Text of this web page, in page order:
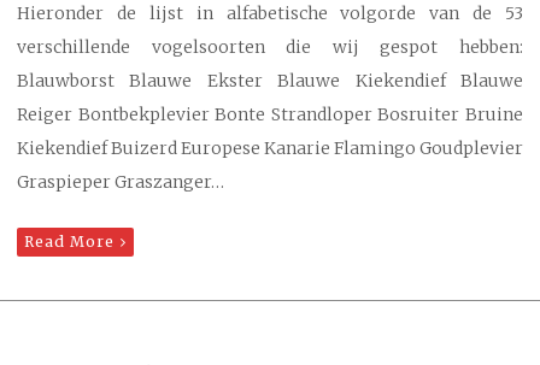
Hieronder de lijst in alfabetische volgorde van de 53
verschillende vogelsoorten die wij gespot hebben:
Blauwborst Blauwe Ekster Blauwe Kiekendief Blauwe
Reiger Bontbekplevier Bonte Strandloper Bosruiter Bruine
Kiekendief Buizerd Europese Kanarie Flamingo Goudplevier
Graspieper Graszanger…
Read More